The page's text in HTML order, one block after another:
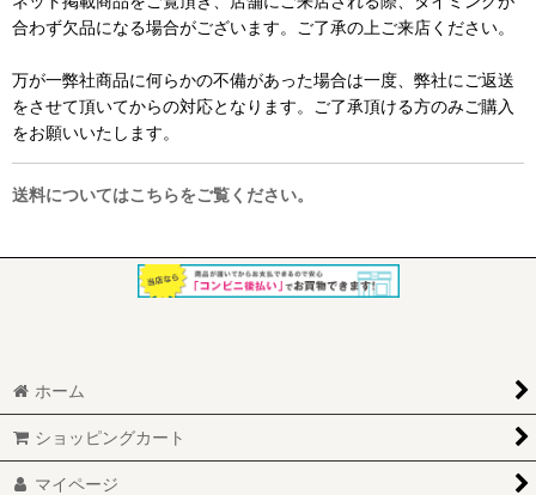
合わず欠品になる場合がございます。ご了承の上ご来店ください。
万が一弊社商品に何らかの不備があった場合は一度、弊社にご返送
をさせて頂いてからの対応となります。ご了承頂ける方のみご購入
をお願いいたします。
送料についてはこちらをご覧ください。
ホーム
ショッピングカート
マイページ